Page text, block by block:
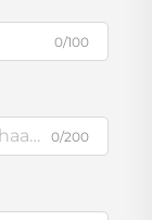
0/100
0/200